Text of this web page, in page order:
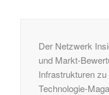
Der Netzwerk
und Markt-
Infrastrukturen
Technologie-